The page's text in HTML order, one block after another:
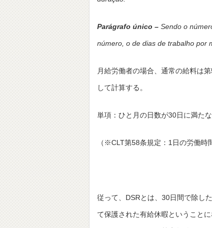
Parágrafo único – Sendo o
número, o de dias de trabalho por
月給労働者の場合、通常の給料は
して計算する。
単項：ひと月の日数が30日に満た
（※CLT第58条規定：1日の労働時
従って、DSRとは、30日間で除し
て保護された有給休暇ということ